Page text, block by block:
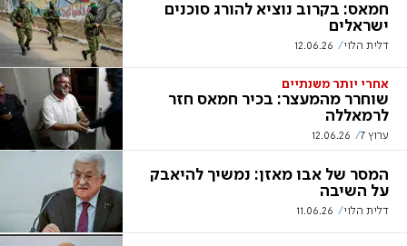
חמאס: בקרוב נוציא להורג סוכנים
ישראלים
דלית הלוי 12.06.26
אחרי יותר משנתיים
שוחרר מהמעצר: בכיר חמאס חזר
לרמאללה
ערוץ 7 12.06.26
המסר של אבו מאזן: נמשיך להיאבק
על השיבה
דלית הלוי 11.06.26